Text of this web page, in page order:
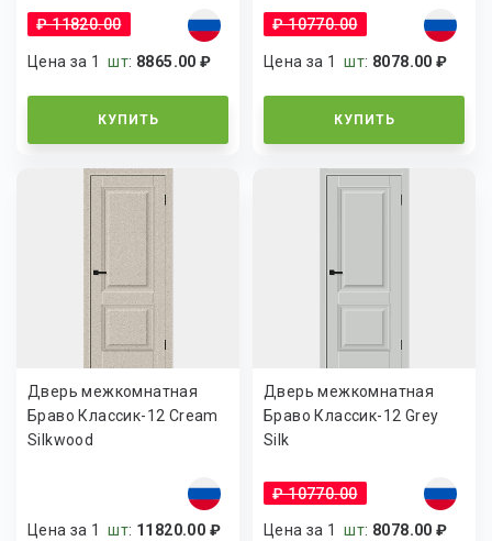
₽ 11820.00
Цена за 1шт: 8865.00 ₽
КУПИТЬ
₽ 10770.00
Цена за 1шт: 8078.00 ₽
КУПИТЬ
Дверь межкомнатная
Браво Классик-12 Cream
Silkwood
Цена за 1шт: 11820.00 ₽
Дверь межкомнатная
Браво Классик-12 Grey
Silk
₽ 10770.00
Цена за 1шт: 8078.00 ₽